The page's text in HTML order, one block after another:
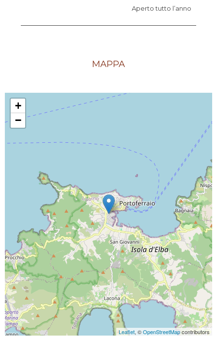
Aperto tutto l’anno
MAPPA
+
−
Leaflet, ©OpenStreetMapcontributors